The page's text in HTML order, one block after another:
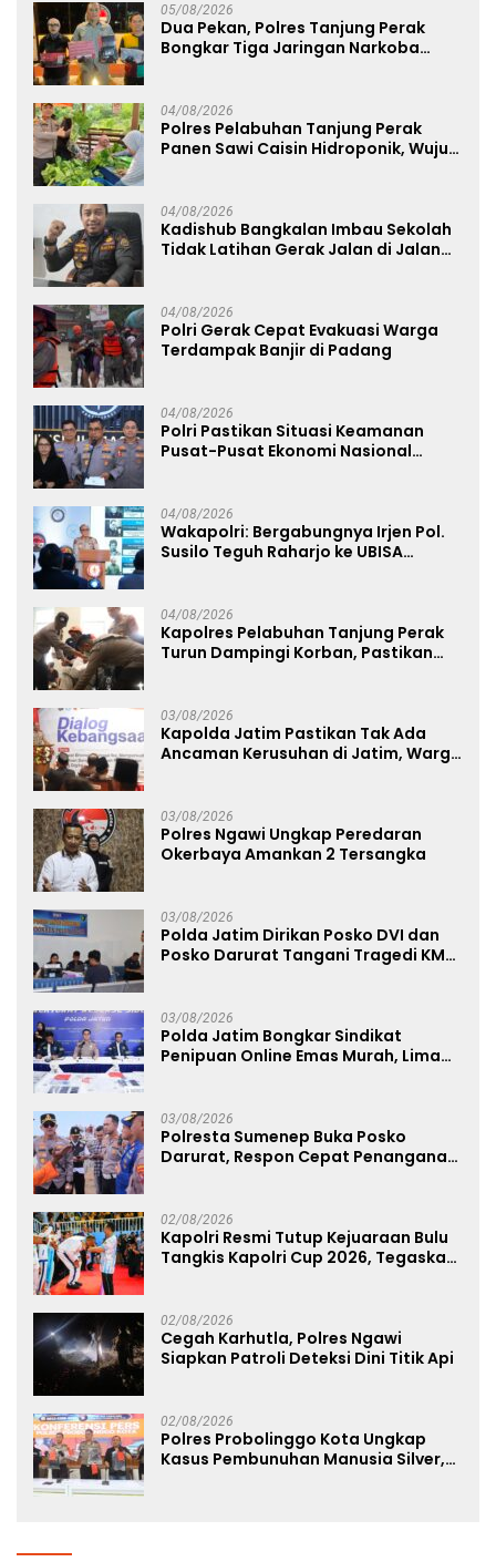
05/08/2026
Dua Pekan, Polres Tanjung Perak
Bongkar Tiga Jaringan Narkoba
04/08/2026
Polres Pelabuhan Tanjung Perak
Panen Sawi Caisin Hidroponik, Wujud
04/08/2026
Kadishub Bangkalan Imbau Sekolah
Tidak Latihan Gerak Jalan di Jalan
04/08/2026
Polri Gerak Cepat Evakuasi Warga
Terdampak Banjir di Padang
04/08/2026
Polri Pastikan Situasi Keamanan
Pusat-Pusat Ekonomi Nasional
04/08/2026
Wakapolri: Bergabungnya Irjen Pol.
Susilo Teguh Raharjo ke UBISA
04/08/2026
Kapolres Pelabuhan Tanjung Perak
Turun Dampingi Korban, Pastikan
03/08/2026
Kapolda Jatim Pastikan Tak Ada
Ancaman Kerusuhan di Jatim, Warga
03/08/2026
Polres Ngawi Ungkap Peredaran
Okerbaya Amankan 2 Tersangka
03/08/2026
Polda Jatim Dirikan Posko DVI dan
Posko Darurat Tangani Tragedi KMP
03/08/2026
Polda Jatim Bongkar Sindikat
Penipuan Online Emas Murah, Lima
03/08/2026
Polresta Sumenep Buka Posko
Darurat, Respon Cepat Penanganan
02/08/2026
Kapolri Resmi Tutup Kejuaraan Bulu
Tangkis Kapolri Cup 2026, Tegaskan
02/08/2026
Cegah Karhutla, Polres Ngawi
Siapkan Patroli Deteksi Dini Titik Api
02/08/2026
Polres Probolinggo Kota Ungkap
Kasus Pembunuhan Manusia Silver,